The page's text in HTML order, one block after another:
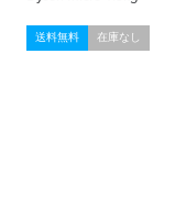
送料無料 在庫なし